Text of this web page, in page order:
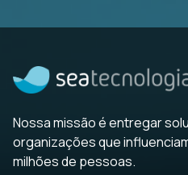
Nossa missão é entregar
organizações que
milhões de pessoas.